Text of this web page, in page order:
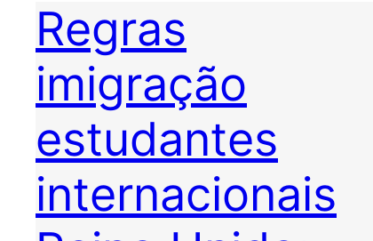
Regras
imigração
estudantes
internacionais